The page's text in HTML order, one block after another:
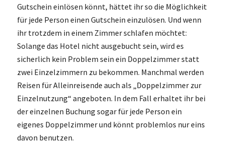
Gutschein einlösen könnt, hättet ihr so die Möglichkeit
für jede Person einen Gutschein einzulösen. Und wenn
ihr trotzdem in einem Zimmer schlafen möchtet:
Solange das Hotel nicht ausgebucht sein, wird es
sicherlich kein Problem sein ein Doppelzimmer statt
zwei Einzelzimmern zu bekommen. Manchmal werden
Reisen für Alleinreisende auch als „Doppelzimmer zur
Einzelnutzung“ angeboten. In dem Fall erhaltet ihr bei
der einzelnen Buchung sogar für jede Person ein
eigenes Doppelzimmer und könnt problemlos nur eins
davon benutzen.